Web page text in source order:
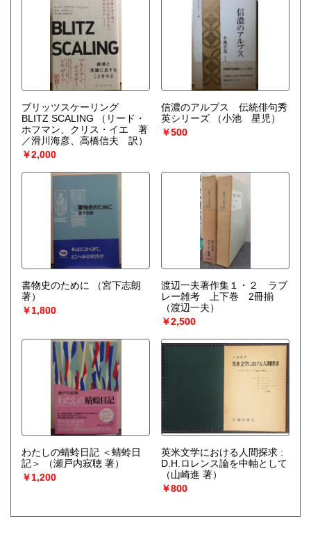
ブリッツスケーリング
BLITZ SCALING
（リード・
ホフマン、クリス・イエ 著
／滑川海彦、高橋信夫 訳）
￥2,000
信濃のアルプス 伝統俳句秀
英シリーズ
（小池 星児）
￥500
書物史のために
（宮下志朗
著）
￥1,800
渡辺一夫著作集１・２ ラブ
レー雑考 上下巻 2冊揃
（渡辺一夫）
￥2,500
わたしの蜻蛉日記 ＜蜻蛉日
記＞
（瀬戸内寂聴 著）
￥1,200
英米文学における人間探求 :
D.H.ロレンス論を中軸として
（山崎進 著）
￥800